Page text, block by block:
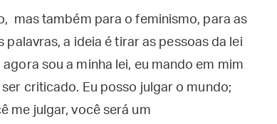
mas também para o feminismo, para as
palavras, a ideia é tirar as pessoas da lei
sou a minha lei, eu mando em mim
criticado. Eu posso julgar o mundo;
me julgar, você será um